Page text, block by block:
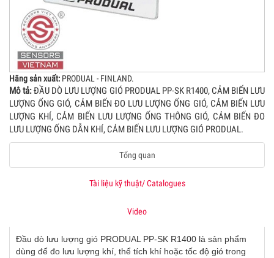
Hãng sản xuất: PRODUAL - FINLAND.
Mô tả:ĐẦU DÒ LƯU LƯỢNG GIÓ PRODUAL PP-SK R1400, CẢM BIẾN LƯU
LƯỢNG ỐNG GIÓ, CẢM BIẾN ĐO LƯU LƯỢNG ỐNG GIÓ, CẢM BIẾN LƯU
LƯỢNG KHÍ, CẢM BIẾN LƯU LƯỢNG ỐNG THÔNG GIÓ, CẢM BIẾN ĐO
LƯU LƯỢNG ỐNG DẪN KHÍ, CẢM BIẾN LƯU LƯỢNG GIÓ PRODUAL.
Tổng quan
Tài liệu kỹ thuật/ Catalogues
Video
Đầu dò lưu lượng gió PRODUAL PP-SK R1400 là sản phẩm
dùng để đo lưu lượng khí, thể tích khí hoặc tốc độ gió trong